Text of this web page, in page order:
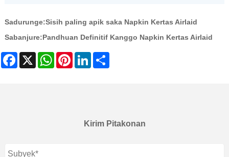
Sadurunge:Sisih paling apik saka Napkin Kertas Airlaid
Sabanjure:Pandhuan Definitif Kanggo Napkin Kertas Airlaid
Facebook
X WhatsAppPinterestLinkedIn
Kirim Pitakonan